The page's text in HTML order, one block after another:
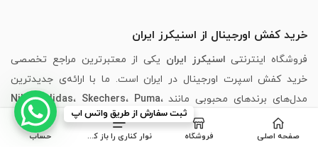
خرید کفش اورجینال از اسنیکرز ایران
فروشگاه اینترنتی اسنیکرز ایران یکی از معتبرترین مراجع تخصصی
خرید کفش اسپرت اورجینال در ایران است. ما با ارائه‌ی جدیدترین
مدل‌های برندهای محبوبی مانند
Nike،Adidas، Skechers، Puma،
New Balance
، تجربه‌ای مطمئن، سریع و لذت‌بخش از خرید
اینترنتی کفش را برای شما فراهم کرده‌ایم.
صفحه اصلی فروشگاه نوار کناری را باز کنید حساب
ثبت سفارش از طریق واتس اپ